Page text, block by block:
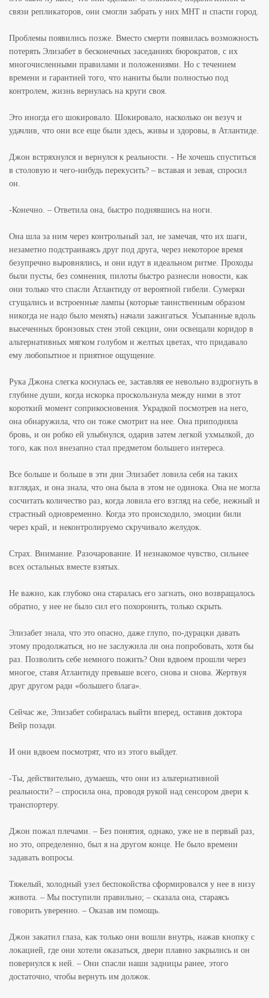
связи репликаторов, они смогли забрать у них МНТ и спасти город.
Проблемы появились позже. Вместо смерти появилась возможность
потерять Элизабет в бесконечных заседаниях бюрократов, с их
многочисленными правилами и положениями. Но с течением
времени и гарантией того, что наниты были полностью под
контролем, жизнь вернулась на круги своя.
Это иногда его шокировало. Шокировало, насколько он везуч и
удачлив, что они все еще были здесь, живы и здоровы, в Атлантиде.
Джон встряхнулся и вернулся к реальности. - Не хочешь спуститься
в столовую и чего-нибудь перекусить? – вставая и зевая, спросил
он.
-Конечно. – Ответила она, быстро поднявшись на ноги.
Она шла за ним через контрольный зал, не замечая, что их шаги,
незаметно подстраиваясь друг под друга, через некоторое время
безупречно выровнялись, и они идут в идеальном ритме. Проходы
были пусты, без сомнения, пилоты быстро разнесли новости, как
они только что спасли Атлантиду от вероятной гибели. Сумерки
сгущались и встроенные лампы (которые таинственным образом
никогда не надо было менять) начали зажигаться. Усыпанные вдоль
высеченных бронзовых стен этой секции, они освещали коридор в
альтернативных мягком голубом и желтых цветах, что придавало
ему любопытное и приятное ощущение.
Рука Джона слегка коснулась ее, заставляя ее невольно вздрогнуть в
глубине души, когда искорка проскользнула между ними в этот
короткий момент соприкосновения. Украдкой посмотрев на него,
она обнаружила, что он тоже смотрит на нее. Она приподняла
бровь, и он робко ей улыбнулся, одарив затем легкой ухмылкой, до
того, как пол внезапно стал предметом большего интереса.
Все больше и больше в эти дни Элизабет ловила себя на таких
взглядах, и она знала, что она была в этом не одинока. Она не могла
сосчитать количество раз, когда ловила его взгляд на себе, нежный и
страстный одновременно. Когда это происходило, эмоции били
через край, и неконтролируемо скручивало желудок.
Страх. Внимание. Разочарование. И незнакомое чувство, сильнее
всех остальных вместе взятых.
Не важно, как глубоко она старалась его загнать, оно возвращалось
обратно, у нее не было сил его похоронить, только скрыть.
Элизабет знала, что это опасно, даже глупо, по-дурацки давать
этому продолжаться, но не заслужила ли она попробовать, хотя бы
раз. Позволить себе немного пожить? Они вдвоем прошли через
многое, ставя Атлантиду превыше всего, снова и снова. Жертвуя
друг другом ради «большего блага».
Сейчас же, Элизабет собиралась выйти вперед, оставив доктора
Вейр позади.
И они вдвоем посмотрят, что из этого выйдет.
-Ты, действительно, думаешь, что они из альтернативной
реальности? – спросила она, проводя рукой над сенсором двери к
транспортеру.
Джон пожал плечами. – Без понятия, однако, уже не в первый раз,
но это, определенно, был я на другом конце. Не было времени
задавать вопросы.
Тяжелый, холодный узел беспокойства сформировался у нее в низу
живота. – Мы поступили правильно; – сказала она, стараясь
говорить уверенно. – Оказав им помощь.
Джон закатил глаза, как только они вошли внутрь, нажав кнопку с
локацией, где они хотели оказаться, двери плавно закрылись и он
повернулся к ней. – Они спасли наши задницы ранее, этого
достаточно, чтобы вернуть им должок.